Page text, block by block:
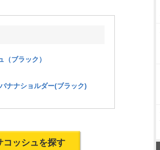
ブラック）
ナナショルダー(ブラック)
ッシュを探す